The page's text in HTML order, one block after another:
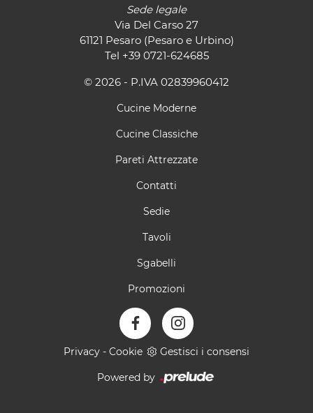
Sede legale
Via Del Carso 27
61121 Pesaro (Pesaro e Urbino)
Tel +39 0721-624685
© 2026 - P.IVA 02839960412
Cucine Moderne
Cucine Classiche
Pareti Attrezzate
Contatti
Sedie
Tavoli
Sgabelli
Promozioni
Privacy - Cookie Gestisci i consensi
Powered by